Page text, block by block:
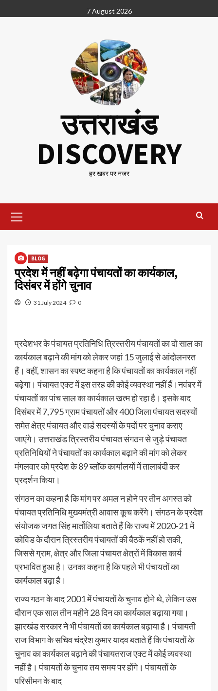
to
7 August 2026
उत्तराखंड
DISCOVERY
हर खबर पर नजर
Menu
BLOG
प्रदेश में नहीं बढ़ेगा पंचायतों का कार्यकाल,
दिसंबर में होंगे चुनाव
31 July 2024 0
प्रदेशभर के पंचायत प्रतिनिधि त्रिस्तरीय पंचायतों का दो साल का
कार्यकाल बढ़ाने की मांग को लेकर जहां 15 जुलाई से आंदोलनरत
हैं। वहीं, शासन का स्पष्ट कहना है कि पंचायतों का कार्यकाल नहीं
बढ़ेगा। पंचायत एक्ट में इस तरह की कोई व्यवस्था नहीं हैं।नवंबर में
पंचायतों का पांच साल का कार्यकाल खत्म हो रहा है। इसके बाद
दिसंबर में 7,795 ग्राम पंचायतों और 400 जिला पंचायत सदस्यों
समेत क्षेत्र पंचायत और वार्ड सदस्यों के पदों पर चुनाव कराए
जाएंगे। उत्तराखंड त्रिस्तरीय पंचायत संगठन से जुड़े पंचायत
प्रतिनिधियों ने पंचायतों का कार्यकाल बढ़ाने की मांग को लेकर
मंगलवार को प्रदेश के 89 ब्लॉक कार्यालयों में तालाबंदी कर
प्रदर्शन किया।
संगठन का कहना है कि मांग पर अमल न होने पर तीन अगस्त को
पंचायत प्रतिनिधि मुख्यमंत्री आवास कूच करेंगे। संगठन के प्रदेश
संयोजक जगत सिंह मार्तोलिया बताते हैं कि राज्य में 2020-21 में
कोविड के दौरान त्रिस्तरीय पंचायतों की बैठकें नहीं हो सकी,
जिससे ग्राम, क्षेत्र और जिला पंचायत क्षेत्रों में विकास कार्य
प्रभावित हुआ है। उनका कहना है कि पहले भी पंचायतों का
कार्यकाल बढ़ा है।
राज्य गठन के बाद 2001 में पंचायतों के चुनाव होने थे, लेकिन उस
दौरान एक साल तीन महीने 28 दिन का कार्यकाल बढ़ाया गया।
झारखंड सरकार ने भी पंचायतों का कार्यकाल बढ़ाया है। पंचायती
राज विभाग के सचिव चंद्रेश कुमार यादव बताते हैं कि पंचायतों के
चुनाव का कार्यकाल बढ़ाने की पंचायतराज एक्ट में कोई व्यवस्था
नहीं है। पंचायतों के चुनाव तय समय पर होंगे। पंचायतों के
परिसीमन के बाद